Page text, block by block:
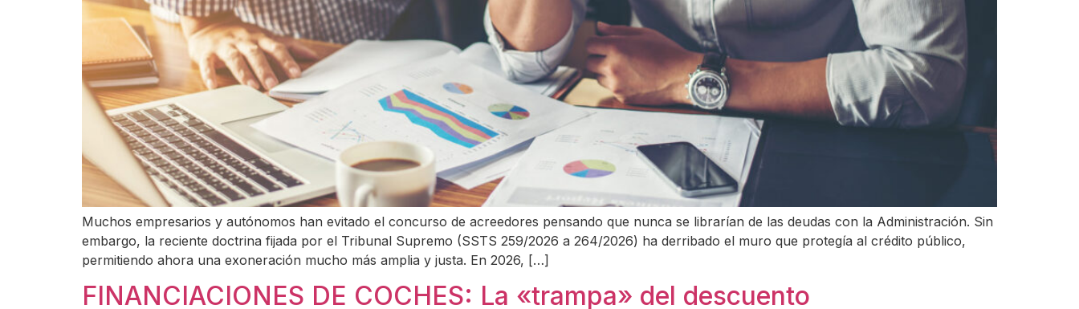
Muchos empresarios y autónomos han evitado el concurso de acreedores pensando que nunca se librarían de las deudas con la Administración. Sin
embargo, la reciente doctrina fijada por el Tribunal Supremo (SSTS 259/2026 a 264/2026) ha derribado el muro que protegía al crédito público,
permitiendo ahora una exoneración mucho más amplia y justa. En 2026, […]
FINANCIACIONES DE COCHES: La «trampa» del descuento